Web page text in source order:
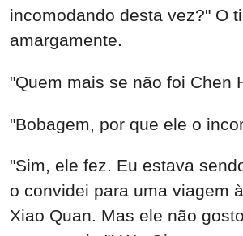
incomodando desta vez?" O
amargamente.
"Quem mais se não foi Chen
"Bobagem, por que ele o
"Sim, ele fez. Eu estava
o convidei para uma viagem
Xiao Quan. Mas ele não